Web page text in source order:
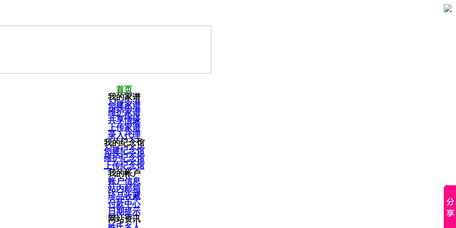
首页
我的家谱
创建家谱
维护家谱
共享情缘
上传家谱
录入代理
我的纪念馆
创建纪念馆
维护纪念馆
上传纪念馆
我的帐户
账户信息
站内邮箱
珍品收藏
付款中心
日期提示
网站资讯